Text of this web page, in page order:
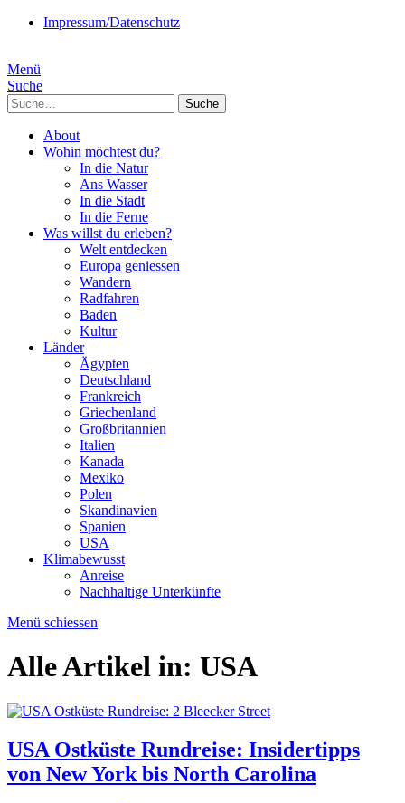
Impressum/Datenschutz
Menü
Suche
Suche
About
Wohin möchtest du?
In die Natur
Ans Wasser
In die Stadt
In die Ferne
Was willst du erleben?
Welt entdecken
Europa geniessen
Wandern
Radfahren
Baden
Kultur
Länder
Ägypten
Deutschland
Frankreich
Griechenland
Großbritannien
Italien
Kanada
Mexiko
Polen
Skandinavien
Spanien
USA
Klimabewusst
Anreise
Nachhaltige Unterkünfte
Menü schiessen
Alle Artikel in: USA
USA Ostküste Rundreise: Insidertipps
von New York bis North Carolina